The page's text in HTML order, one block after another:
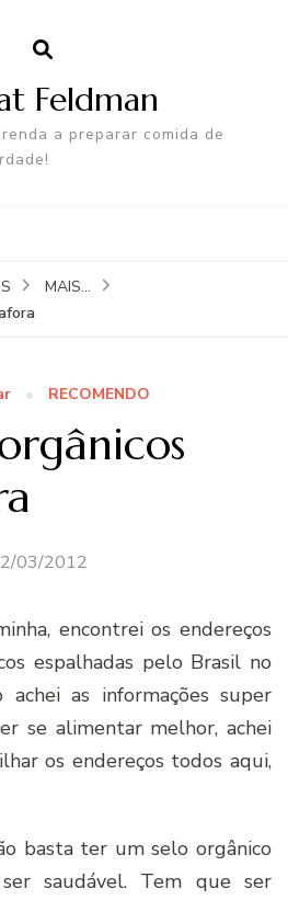
Feldman
a preparar comida de
MAIS...
RECOMENDO
03/2012
encontrei os endereços
espalhadas pelo Brasil no
achei as informações super
se alimentar melhor, achei
os endereços todos aqui,
basta ter um selo orgânico
saudável. Tem que ser